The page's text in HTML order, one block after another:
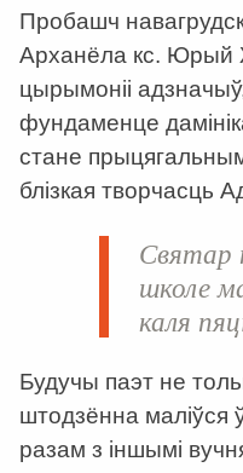
Пробашч
Арханёла кс. Юрый
цырымоніі
фундаменце
стане
блізкая творчасць
Святар
школе
каля
Будучы паэт не
штодзённа маліўся
разам з іншымі